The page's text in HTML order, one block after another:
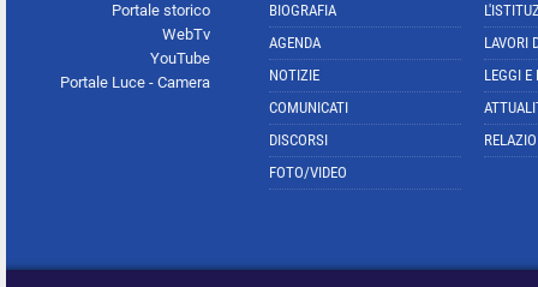
Portale storico
WebTv
YouTube
Portale Luce - Camera
BIOGRAFIA
AGENDA
NOTIZIE
COMUNICATI
DISCORSI
FOTO/VIDEO
LAVORI
LEGGI E